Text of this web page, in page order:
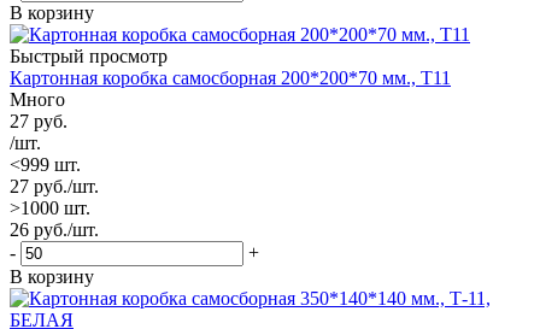
В корзину
Быстрый просмотр
Картонная коробка самосборная 200*200*70 мм., Т11
Много
27 руб.
/шт.
<999 шт.
27 руб./шт.
>1000 шт.
26 руб./шт.
-
+
В корзину